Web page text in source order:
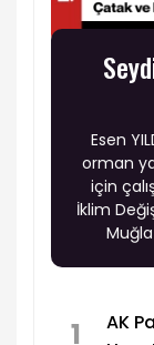
Esen
orman
için
İklim
Muğla
1
AK